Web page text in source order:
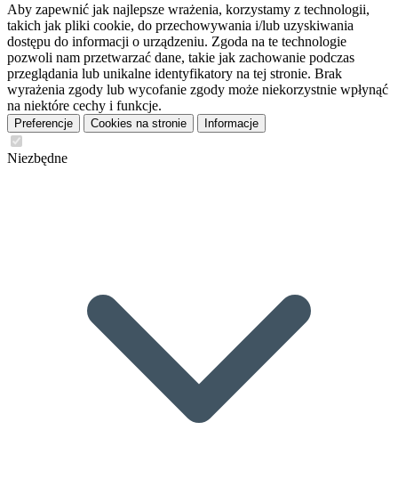
Aby zapewnić jak najlepsze wrażenia, korzystamy z technologii,
takich jak pliki cookie, do przechowywania i/lub uzyskiwania
dostępu do informacji o urządzeniu. Zgoda na te technologie
pozwoli nam przetwarzać dane, takie jak zachowanie podczas
przeglądania lub unikalne identyfikatory na tej stronie. Brak
wyrażenia zgody lub wycofanie zgody może niekorzystnie wpłynąć
na niektóre cechy i funkcje.
Preferencje Cookies na stronie Informacje
Niezbędne